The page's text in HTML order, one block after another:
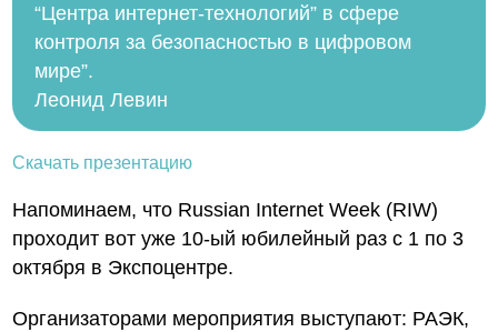
“Центра интернет-технологий” в сфере
контроля за безопасностью в цифровом
мире”.
Леонид Левин
Скачать презентацию
Напоминаем, что Russian Internet Week (RIW)
проходит вот уже 10-ый юбилейный раз с 1 по 3
октября в Экспоцентре.
Организаторами мероприятия выступают: РАЭК,